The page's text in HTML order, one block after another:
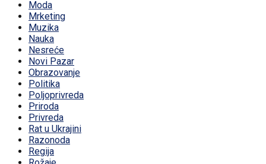
Moda
Mrketing
Muzika
Nauka
Nesreće
Novi Pazar
Obrazovanje
Politika
Poljoprivreda
Priroda
Privreda
Rat u Ukrajini
Razonoda
Regija